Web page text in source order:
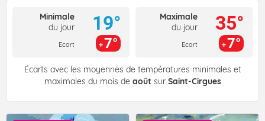
Minimale
du jour
Ecart
19°
7°
Maximale
du jour
Ecart
35°
7°
Écarts avec les moyennes de températures minimales et
maximales du mois de août sur Saint-Cirgues